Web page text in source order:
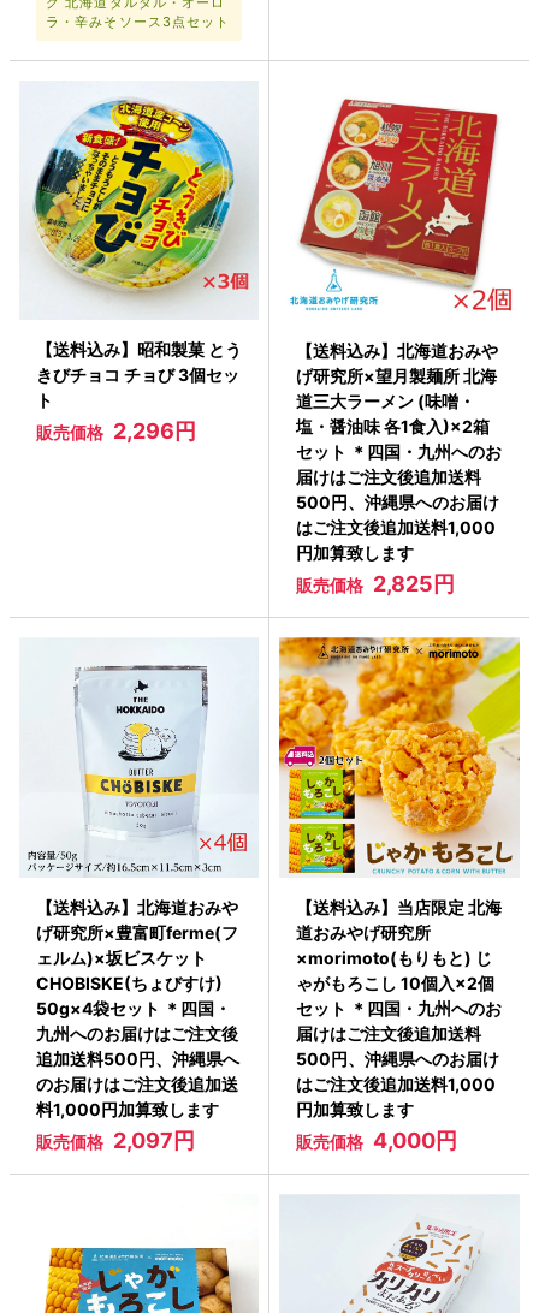
ラ・辛みそソース3点セット
【送料込み】昭和製菓 とう
きびチョコ チョび 3個セッ
ト
販売価格 2,296円
【送料込み】北海道おみや
げ研究所×望月製麺所 北海
道三大ラーメン (味噌・
塩・醤油味 各1食入)×2箱
セット ＊四国・九州へのお
届けはご注文後追加送料
500円、沖縄県へのお届け
はご注文後追加送料1,000
円加算致します
販売価格 2,825円
【送料込み】北海道おみや
げ研究所×豊富町ferme(フ
ェルム)×坂ビスケット
CHOBISKE(ちょびすけ)
50g×4袋セット ＊四国・
九州へのお届けはご注文後
追加送料500円、沖縄県へ
のお届けはご注文後追加送
料1,000円加算致します
販売価格 2,097円
【送料込み】当店限定 北海
道おみやげ研究所
×morimoto(もりもと) じ
ゃがもろこし 10個入×2個
セット ＊四国・九州へのお
届けはご注文後追加送料
500円、沖縄県へのお届け
はご注文後追加送料1,000
円加算致します
販売価格 4,000円